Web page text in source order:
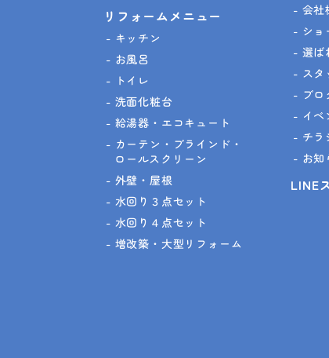
リフォームメニュー
キッチン
お風呂
トイレ
洗面化粧台
給湯器・エコキュート
カーテン・ブラインド・
ロールスクリーン
外壁・屋根
水回り３点セット
水回り４点セット
増改築・大型リフォーム
会社
ショ
選ば
スタ
ブロ
イベ
チラ
お知
LINE